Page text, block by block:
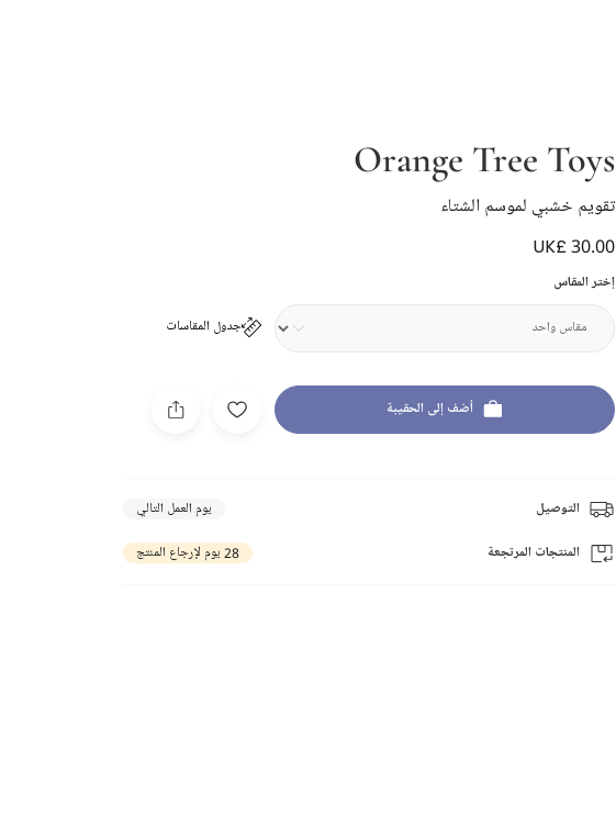
Orange Tree Toys
تقويم خشبي لموسم الشتاء
UK£ 30.00
إختر المقاس
جدول المقاسات
أضف إلى الحقيبة
التوصيل يوم العمل التالي
المنتجات المرتجعة 28 يوم لإرجاع المنتج